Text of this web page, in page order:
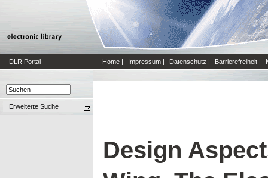
DLR Portal Home | Impressum | Datenschutz | Barrierefreiheit |
Erweiterte Suche
Design